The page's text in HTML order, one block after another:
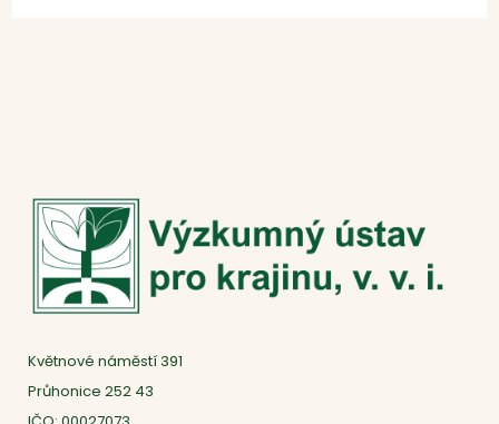
Květnové náměstí 391
Průhonice 252 43